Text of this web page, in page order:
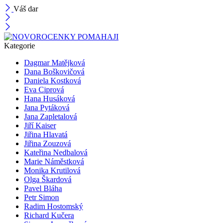
Váš dar
Kategorie
Dagmar Matějková
Dana Boškovičová
Daniela Kostková
Eva Ciprová
Hana Husáková
Jana Pytáková
Jana Zapletalová
Jiří Kaiser
Jiřina Hlavatá
Jiřina Zouzová
Kateřina Nedbalová
Marie Náměstková
Monika Krutilová
Olga Škardová
Pavel Bláha
Petr Simon
Radim Hostomský
Richard Kučera